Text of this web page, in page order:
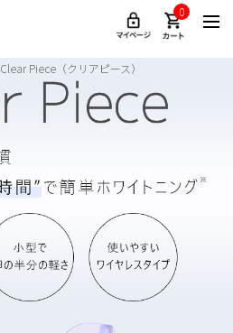
0
Clear Piece（クリアピース）